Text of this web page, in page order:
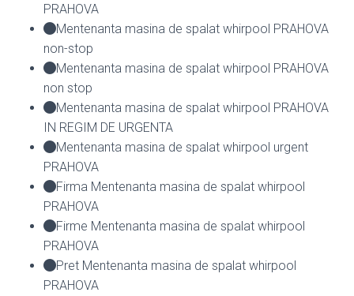
PRAHOVA
Mentenanta masina de spalat whirpool PRAHOVA
non-stop
Mentenanta masina de spalat whirpool PRAHOVA
non stop
Mentenanta masina de spalat whirpool PRAHOVA
IN REGIM DE URGENTA
Mentenanta masina de spalat whirpool urgent
PRAHOVA
Firma Mentenanta masina de spalat whirpool
PRAHOVA
Firme Mentenanta masina de spalat whirpool
PRAHOVA
Pret Mentenanta masina de spalat whirpool
PRAHOVA